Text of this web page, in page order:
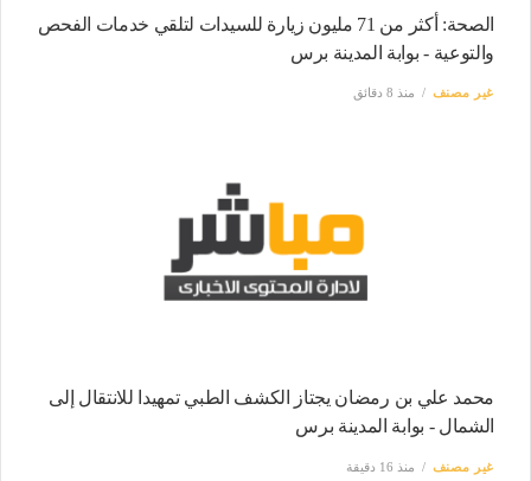
الصحة: أكثر من 71 مليون زيارة للسيدات لتلقي خدمات الفحص
والتوعية - بوابة المدينة برس
غير مصنف منذ 8 دقائق
محمد علي بن رمضان يجتاز الكشف الطبي تمهيدا للانتقال إلى
الشمال - بوابة المدينة برس
غير مصنف منذ 16 دقيقة